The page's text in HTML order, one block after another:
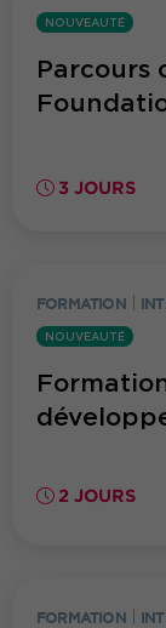
NOUVEAUTÉ
Parcours
3 JOURS
FORMATION
NOUVEAUTÉ
2 JOURS
FORMATION